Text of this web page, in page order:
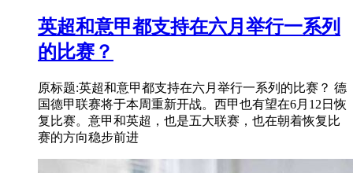
英超和意甲都支持在六月举行一系列
的比赛？
原标题:英超和意甲都支持在六月举行一系列的比赛？ 德
国德甲联赛将于本周重新开战。西甲也有望在6月12日恢
复比赛。意甲和英超，也是五大联赛，也在朝着恢复比
赛的方向稳步前进